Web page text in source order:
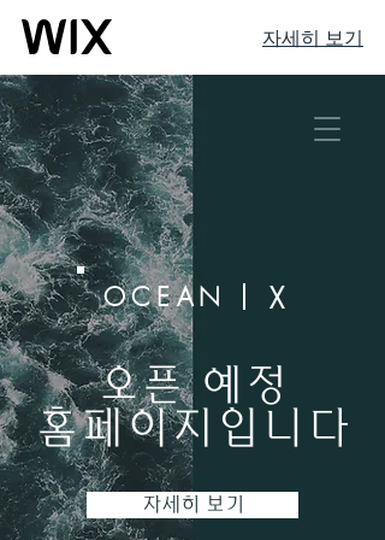
자세히 보기